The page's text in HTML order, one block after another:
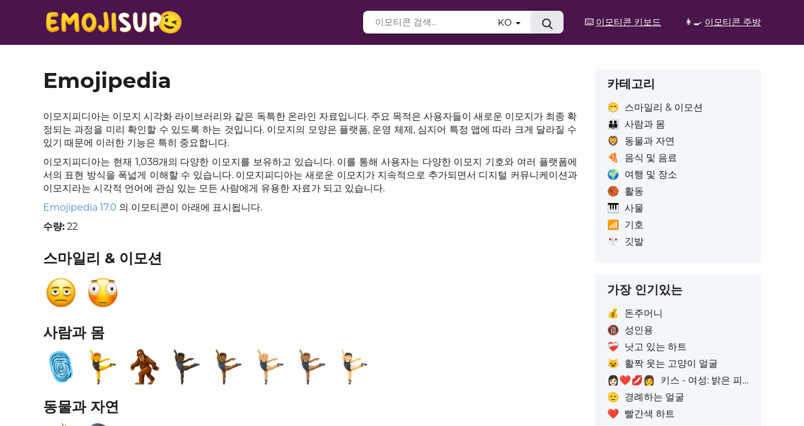
⌨️ 이모티콘 키보드 👩‍🍳 이모티콘 주방
KO
Emojipedia
이모지피디아는 이모지 시각화 라이브러리와 같은 독특한 온라인 자료입니다. 주요 목적은 사용자들이 새로운 이모지가 최종 확
정되는 과정을 미리 확인할 수 있도록 하는 것입니다. 이모지의 모양은 플랫폼, 운영 체제, 심지어 특정 앱에 따라 크게 달라질 수
있기 때문에 이러한 기능은 특히 중요합니다.
이모지피디아는 현재 1,038개의 다양한 이모지를 보유하고 있습니다. 이를 통해 사용자는 다양한 이모지 기호와 여러 플랫폼에
서의 표현 방식을 폭넓게 이해할 수 있습니다. 이모지피디아는 새로운 이모지가 지속적으로 추가되면서 디지털 커뮤니케이션과
이모지라는 시각적 언어에 관심 있는 모든 사람에게 유용한 자료가 되고 있습니다.
Emojipedia 17.0 의 이모티콘이 아래에 표시됩니다.
수량: 22
스마일리 & 이모션
사람과 몸
동물과 자연
카테고리
😁 스마일리 & 이모션
👪
사람과 몸
🦁
동물과 자연
🍕
음식 및 음료
🌍 여행 및 장소
🏀 활동
🎹 사물
📶
기호
🎌 깃발
가장 인기있는
💰
돈주머니
🔞 성인용
❤️‍🩹 낫고 있는 하트
😺 활짝 웃는 고양이 얼굴
👩🏻‍❤️‍💋‍👩
키스 - 여성: 밝은 피부톤, 여성: 피부색 없음
🫡 경례하는 얼굴
❤️ 빨간색 하트